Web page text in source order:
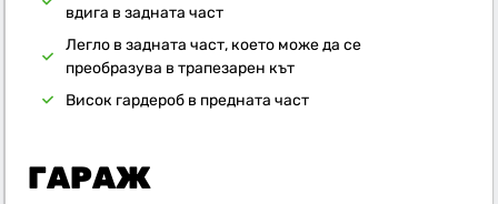
вдига в задната част
Легло в задната част, което може да се
преобразува в трапезарен кът
Висок гардероб в предната част
ГАРАЖ